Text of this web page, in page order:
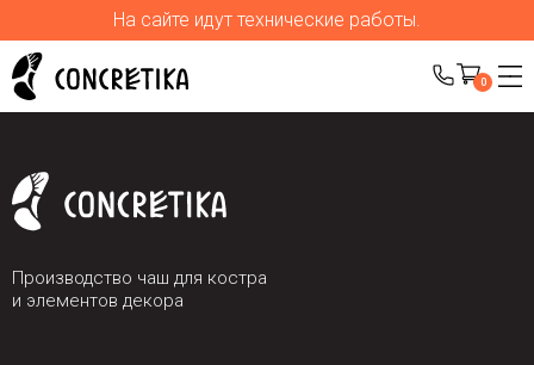
На сайте идут технические работы.
0
Производство чаш для костра
и элементов декора